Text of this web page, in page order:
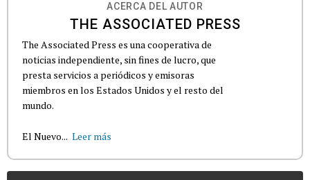
ACERCA DEL AUTOR
THE ASSOCIATED PRESS
The Associated Press es una cooperativa de
noticias independiente, sin fines de lucro, que
presta servicios a periódicos y emisoras
miembros en los Estados Unidos y el resto del
mundo.
El Nuevo... Leer más